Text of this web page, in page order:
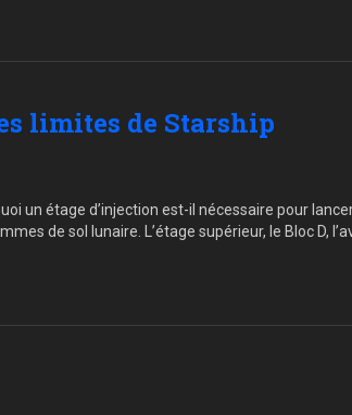
limites de Starship
un étage d’injection est-il nécessaire pour
de sol lunaire. L’étage supérieur, le Bloc D,